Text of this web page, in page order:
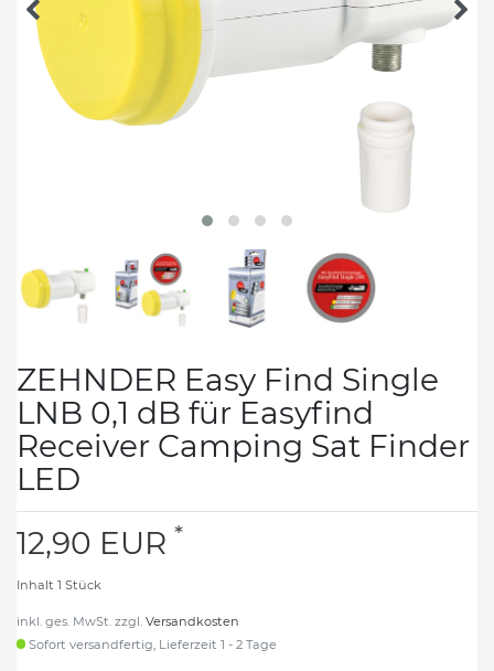
ZEHNDER Easy Find Single
LNB 0,1 dB für Easyfind
Receiver Camping Sat Finder
LED
12,90 EUR *
Inhalt 1 Stück
inkl. ges. MwSt. zzgl. Versandkosten
Sofort versandfertig, Lieferzeit 1 - 2 Tage